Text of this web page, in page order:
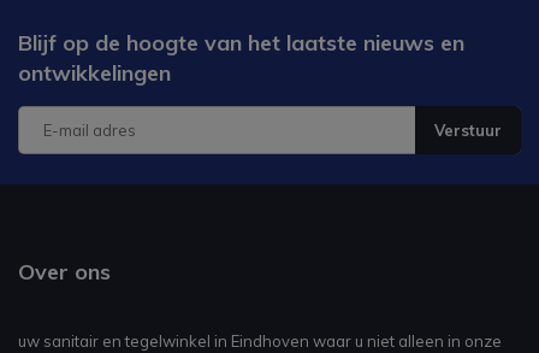
Blijf op de hoogte van het laatste nieuws en
ontwikkelingen
Verstuur
Over ons
uw sanitair en tegelwinkel in Eindhoven waar u niet alleen in onze